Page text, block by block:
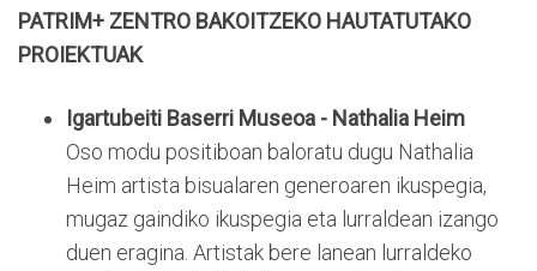
PATRIM+ ZENTRO BAKOITZEKO HAUTATUTAKO
PROIEKTUAK
Igartubeiti Baserri Museoa - Nathalia Heim
Oso modu positiboan baloratu dugu Nathalia
Heim artista bisualaren generoaren ikuspegia,
mugaz gaindiko ikuspegia eta lurraldean izango
duen eragina. Artistak bere lanean lurraldeko